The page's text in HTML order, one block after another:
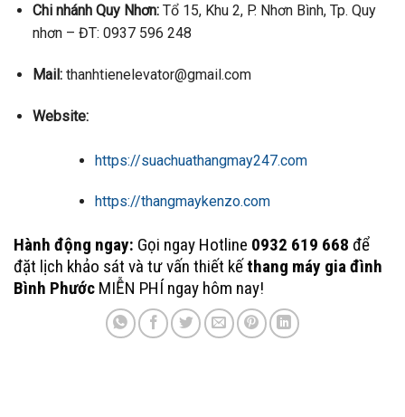
Chi nhánh Quy Nhơn:Tổ 15, Khu 2, P. Nhơn Bình, Tp. Quy
nhơn – ĐT: 0937 596 248
Mail:thanhtienelevator@gmail.com
Website:
https://suachuathangmay247.com
https://thangmaykenzo.com
Hành động ngay: Gọi ngay Hotline 0932 619 668 để
đặt lịch khảo sát và tư vấn thiết kếthang máy gia đình
Bình Phước MIỄN PHÍ ngay hôm nay!